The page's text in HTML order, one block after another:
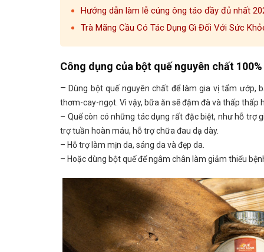
Hướng dẫn làm lễ cúng ông táo đầy đủ nhất
Trà Mãng Cầu Có Tác Dụng Gì Đối Với Sức
Công dụng của bột quế nguyên chất 100%
– Dùng bột quế nguyên chất để làm gia vị tẩm ướp,
thơm-cay-ngọt. Vì vậy, bữa ăn sẽ đậm đà và thấp thấp
– Quế còn có những tác dụng rất đặc biệt, như hỗ
trợ tuần hoàn máu, hỗ trợ chữa đau dạ dày.
– Hỗ trợ làm mịn da, sáng da và đẹp da.
– Hoặc dùng bột quế để ngâm chân làm giảm thiểu